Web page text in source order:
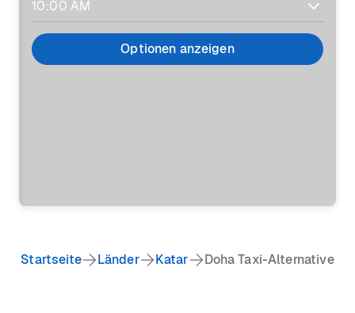
Optionen anzeigen
Startseite Länder Katar Doha Taxi-Alternative